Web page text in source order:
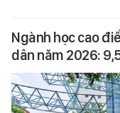
Ngành học cao
dân năm 2026: